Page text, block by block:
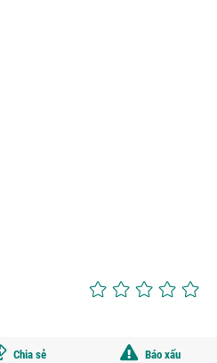
Chia sẻ Báo xấu